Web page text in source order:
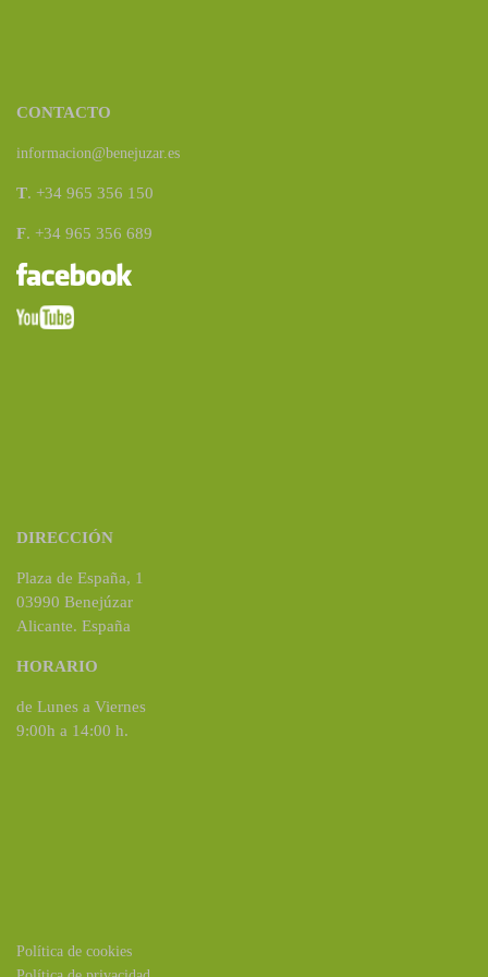
CONTACTO
informacion@benejuzar.es
T. +34 965 356 150
F. +34 965 356 689
DIRECCIÓN
Plaza de España, 1
03990 Benejúzar
Alicante. España
HORARIO
de Lunes a Viernes
9:00h a 14:00 h.
Política de cookies